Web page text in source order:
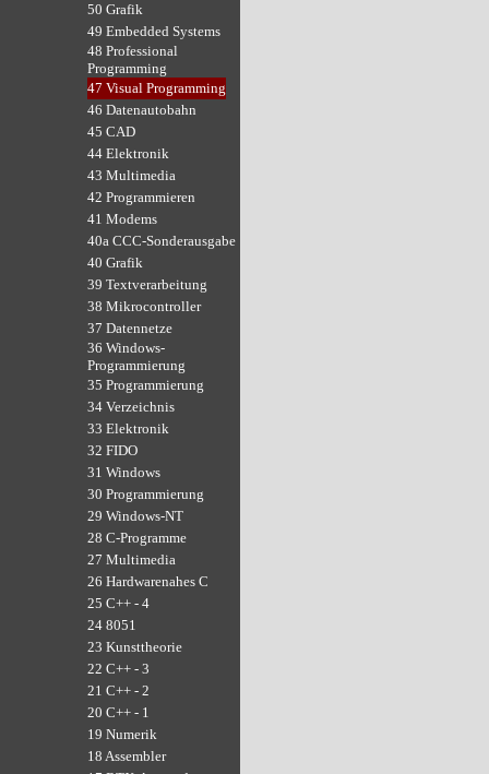
50 Grafik
49 Embedded Systems
48 Professional
Programming
47 Visual Programming
46 Datenautobahn
45 CAD
44 Elektronik
43 Multimedia
42 Programmieren
41 Modems
40a CCC-Sonderausgabe
40 Grafik
39 Textverarbeitung
38 Mikrocontroller
37 Datennetze
36 Windows-
Programmierung
35 Programmierung
34 Verzeichnis
33 Elektronik
32 FIDO
31 Windows
30 Programmierung
29 Windows-NT
28 C-Programme
27 Multimedia
26 Hardwarenahes C
25 C++ - 4
24 8051
23 Kunsttheorie
22 C++ - 3
21 C++ - 2
20 C++ - 1
19 Numerik
18 Assembler